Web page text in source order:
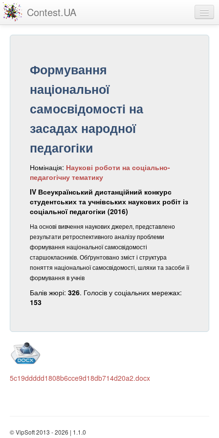
Contest.UA
Статистика
Про проект
реєстрація
Формування
національної
самосвідомості на
засадах народної
педагогіки
Номінація: Наукові роботи на соціально-
педагогічну тематику
IV Всеукраїнський дистанційний конкурс
студентських та учнівських наукових робіт із
соціальної педагогіки (2016)
На основі вивчення наукових джерел, представлено
результати ретроспективного аналізу проблеми
формування національної самосвідомості
старшокласників. Обґрунтовано зміст і структура
поняття національної самосвідомості, шляхи та засоби її
формування в учнів
Балів жюрі: 326. Голосів у соціальних мережах:
153
5c19ddddd1808b6cce9d18db714d20a2.docx
© VipSoft 2013 - 2026 | 1.1.0